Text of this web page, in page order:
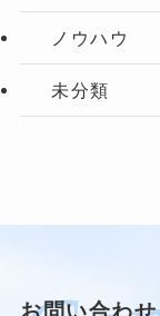
ノウハウ
未分類
お問い合わせ